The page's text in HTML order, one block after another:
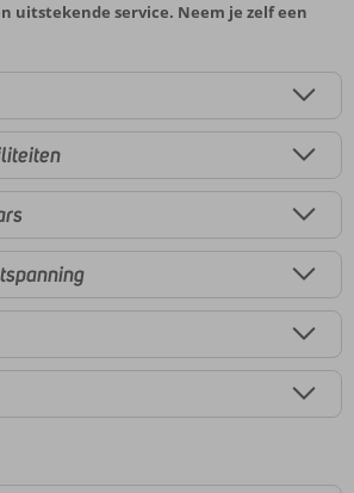
uitstekende service. Neem je zelf een